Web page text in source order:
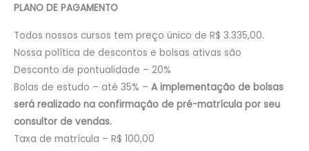
PLANO DE PAGAMENTO
Todos nossos cursos tem preço único de R$ 3.335,00.
Nossa política de descontos e bolsas ativas são
Desconto de pontualidade – 20%
Bolas de estudo – até 35% – A implementação de bolsas
será realizado na confirmação de pré-matrícula por seu
consultor de vendas.
Taxa de matrícula – R$ 100,00